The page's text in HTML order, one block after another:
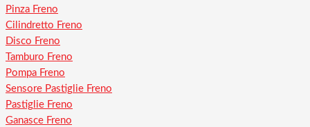
Pinza Freno
Cilindretto Freno
Disco Freno
Tamburo Freno
Pompa Freno
Sensore Pastiglie Freno
Pastiglie Freno
Ganasce Freno